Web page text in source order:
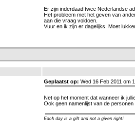
Er zijn inderdaad twee Nederlandse
Het probleem met het geven van
aan die vraag voldoen.
Vuur en ik zijn er dagelijks. Moet
Geplaatst op: Wed 16 Feb 2011 om
Net op het moment dat wanneer ik
Ook geen namenlijst van de personen
Each day is a gift and not a given right!